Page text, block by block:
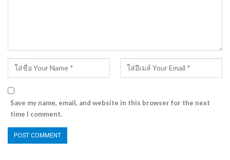
Save my name, email, and website in this browser for the next
time I comment.